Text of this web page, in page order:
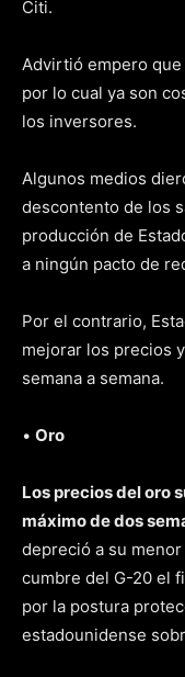
Citi.
Advirtió empero
por lo cual ya son
los inversores.
Algunos medios
descontento de los
producción de
a ningún pacto de
Por el contrario,
mejorar los precios
semana a semana.
• Oro
Los precios del oro
máximo de dos
depreció a su
cumbre del G-20 el
por la postura
estadounidense